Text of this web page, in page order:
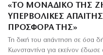
«ΤΟ ΜΟΝΑΔΙΚΌ ΤΗΣ
ΥΠΕΡΒΟΛΙΚΈΣ
ΠΡΟΣΦΟΡΆ ΤΗΣ»
Τη δική του απάντηση σε όσα
Κωνσταντίνα για εκείνον